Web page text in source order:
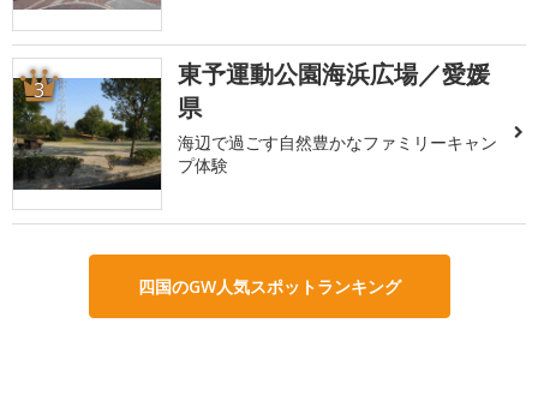
3
東予運動公園海浜広場／愛媛
県
海辺で過ごす自然豊かなファミリーキャン
プ体験
四国のGW人気スポットランキング